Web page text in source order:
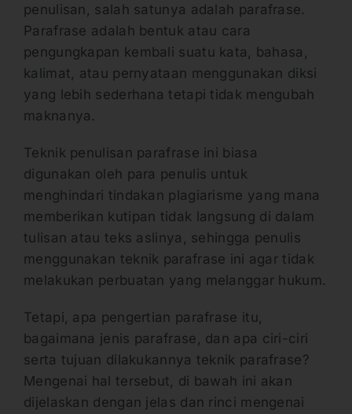
penulisan, salah satunya adalah parafrase.
Parafrase adalah bentuk atau cara
pengungkapan kembali suatu kata, bahasa,
kalimat, atau pernyataan menggunakan diksi
yang lebih sederhana tetapi tidak mengubah
maknanya.
Teknik penulisan parafrase ini biasa
digunakan oleh para penulis untuk
menghindari tindakan plagiarisme yang mana
memberikan kutipan tidak langsung di dalam
tulisan atau teks aslinya, sehingga penulis
menggunakan teknik parafrase ini agar tidak
melakukan perbuatan yang melanggar hukum.
Tetapi, apa pengertian parafrase itu,
bagaimana jenis parafrase, dan apa ciri-ciri
serta tujuan dilakukannya teknik parafrase?
Mengenai hal tersebut, di bawah ini akan
dijelaskan dengan jelas dan rinci mengenai